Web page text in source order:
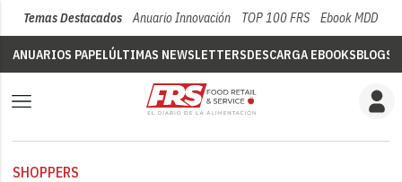
Temas Destacados Anuario Innovación TOP 100 FRS Ebook MDD
ANUARIOS PAPELÚLTIMAS NEWSLETTERSDESCARGA EBOOKSBLOGS
SHOPPERS